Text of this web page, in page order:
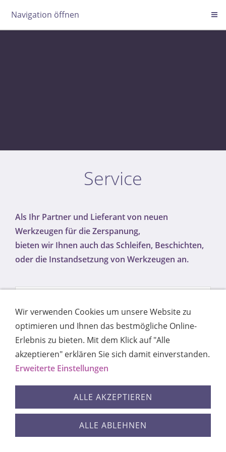
Navigation öffnen
Service
Als Ihr Partner und Lieferant von neuen
Werkzeugen für die Zerspanung,
bieten wir Ihnen auch das Schleifen, Beschichten,
oder die Instandsetzung von Werkzeugen an.
... und was können wir für Sie tun
Cookies
Wir verwenden Cookies um unsere Website zu
optimieren und Ihnen das bestmögliche Online-
Erlebnis zu bieten. Mit dem Klick auf "Alle
akzeptieren" erklären Sie sich damit einverstanden.
Erweiterte Einstellungen
ALLE AKZEPTIEREN
ALLE ABLEHNEN